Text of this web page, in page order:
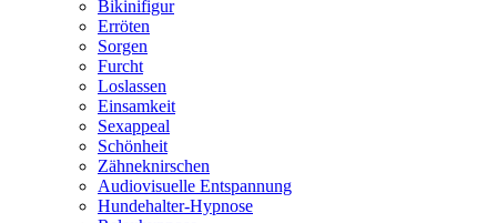
Bikinifigur
Erröten
Sorgen
Furcht
Loslassen
Einsamkeit
Sexappeal
Schönheit
Zähneknirschen
Audiovisuelle Entspannung
Hundehalter-Hypnose